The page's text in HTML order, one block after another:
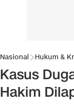
Nasional Hukum &
Kasus
Hakim